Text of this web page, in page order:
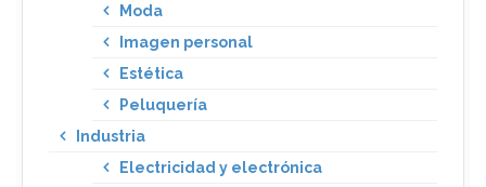
Moda
Imagen personal
Estética
Peluquería
Industria
Electricidad y electrónica